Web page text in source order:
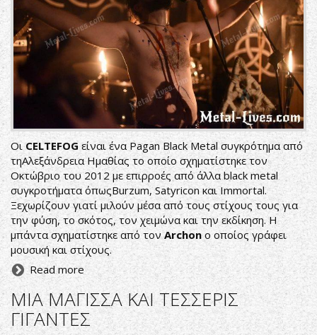
Οι CELTEFOG είναι ένα Pagan Black Metal συγκρότημα από
τηΑλεξάνδρεια Ημαθίας το οποίο σχηματίστηκε τoν
Οκτώβριο του 2012 με επιρροές από άλλα black metal
συγκροτήματα όπωςBurzum, Satyricon και Immortal.
Ξεχωρίζουν γιατί μιλούν μέσα από τους στίχους τους για
την φύση, το σκότος, τον χειμώνα και την εκδίκηση. Η
μπάντα σχηματίστηκε από τονArchono οποίος γράφει
μουσική και στίχους.
Read more
ΜΙΑ ΜΑΓΙΣΣΑ ΚΑΙ ΤΕΣΣΕΡΙΣ
ΓΙΓΑΝΤΕΣ